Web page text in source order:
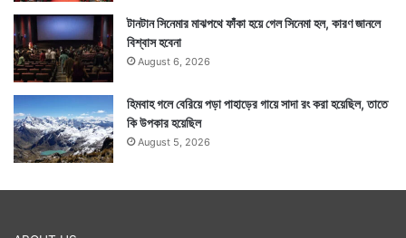
টানটান সিনেমার মাঝপথে ফাঁকা হয়ে গেল সিনেমা হল, কারণ জানলে
বিশ্বাস হবেনা
August 6, 2026
হিমবাহ গলে বেরিয়ে পড়া পাহাড়ের গায়ে সাদা রং করা হয়েছিল, তাতে
কি উপকার হয়েছিল
August 5, 2026